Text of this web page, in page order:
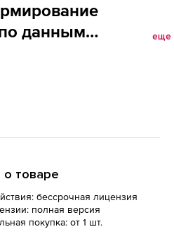
данным
2.2
еще
о товаре
бессрочная лицензия
полная версия
покупка: от 1 шт.